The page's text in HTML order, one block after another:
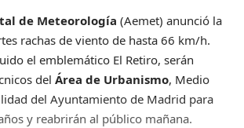
de Meteorología (Aemet) anunció la
rachas de viento de hasta 66 km/h.
el emblemático El Retiro, serán
del Área de Urbanismo, Medio
del Ayuntamiento de Madrid para
y reabrirán al público mañana.